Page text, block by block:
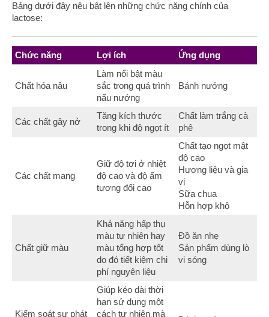
Bảng dưới đây nêu bật lên những chức năng chính của
lactose:
Chức năng Lợi ích Ứng dụng
Chất hóa nâu
Làm nổi bật màu
sắc trong quá trình
nấu nướng
Bánh nướng
Các chất gây nở
Tăng kích thước
trong khi độ ngọt ít
Chất làm trắng cà
phê
Các chất mang
Giữ độ tơi ở nhiệt
độ cao và độ ẩm
tương đối cao
Chất tạo ngọt mật
độ cao
Hương liệu và gia
vị
Sữa chua
Hỗn hợp khô
Chất giữ màu
Khả năng hấp thụ
màu tự nhiên hay
màu tổng hợp tốt
do đó tiết kiệm chi
phí nguyên liệu
Đồ ăn nhẹ
Sản phẩm dùng lò
vi sóng
Kiểm soát sự phát
Giúp kéo dài thời
hạn sử dụng một
cách tự nhiên mà